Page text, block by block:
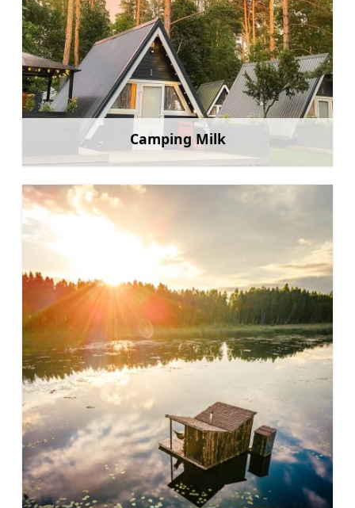
Camping Milk
Mehr